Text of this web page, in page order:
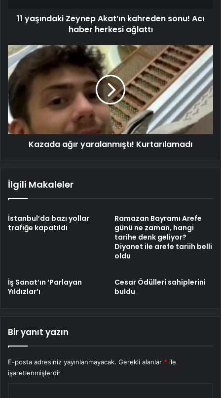
ağlattı
11 yaşındaki Zeynep Akat’ın kahreden sonu! Acı
haber herkesi ağlattı
Kazada
ağır
yaralanmıştı!
Kurtarılamadı
Kazada ağır yaralanmıştı! Kurtarılamadı
İlgili Makaleler
İstanbul’da bazı yollar
trafiğe kapatıldı
Ramazan Bayramı Arefe
günü ne zaman, hangi
tarihe denk geliyor?
Diyanet ile arefe tariih belli
oldu
İş Sanat’ın ‘Parlayan
Yıldızlar’ı
Cesar Ödülleri sahiplerini
buldu
Bir yanıt yazın
E-posta adresiniz yayınlanmayacak. Gerekli alanlar * ile
işaretlenmişlerdir